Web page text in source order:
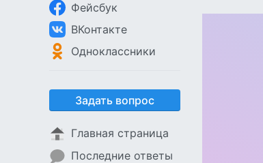
Фейсбук
ВКонтакте
Одноклассники
Задать вопрос
Главная страница
Последние ответы